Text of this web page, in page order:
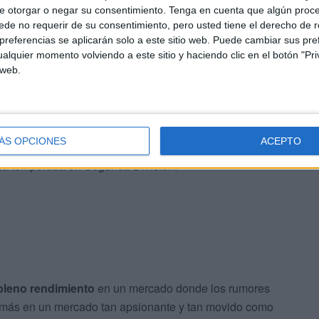
otorgar o negar su consentimiento. Tenga en cuenta que algún
no requerir de su consentimiento, pero usted tiene el derecho de
se aplicarán solo a este sitio web. Puede cambiar sus
momento volviendo a este sitio y haciendo clic en el botón
OPCIONES ACEPTO
y apuntalar la defensa de una manera
tras 45 años. Y es que no solo se habla de Diego
Yago Cantero y Capa como centrales del
reforzarse con centrales de garantías
temporada en Segunda División.
rendimiento en un mercado donde los rumores
en un mercado tan apsionante y tan movido como